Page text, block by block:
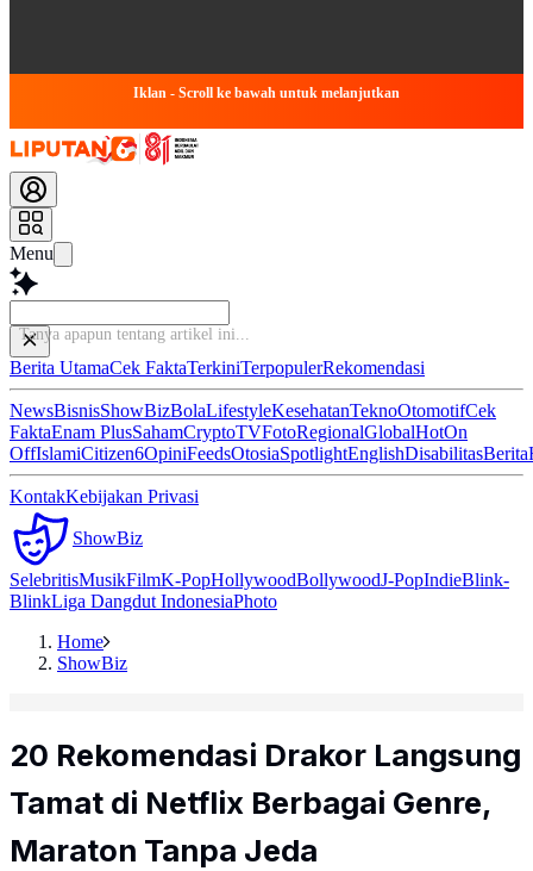
Iklan - Scroll ke bawah untuk melanjutkan
Menu
Tanya a
Berita UtamaCek FaktaTerkiniTerpopulerRekomendasi
NewsBisnisShowBizBolaLifestyleKesehatanTeknoOtomotifCek
FaktaEnam PlusSahamCryptoTVFotoRegionalGlobalHotOn
OffIslamiCitizen6OpiniFeedsOtosiaSpotlightEnglishDisabilitasBerita
KontakKebijakan Privasi
ShowBiz
SelebritisMusikFilmK-PopHollywoodBollywoodJ-PopIndieBlink-
BlinkLiga Dangdut IndonesiaPhoto
Home
ShowBiz
20 Rekomendasi Drakor Langsung
Tamat di Netflix Berbagai Genre,
Maraton Tanpa Jeda